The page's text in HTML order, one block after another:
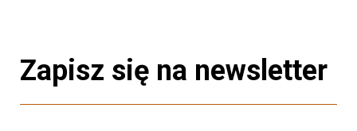
Zapisz się na newsletter